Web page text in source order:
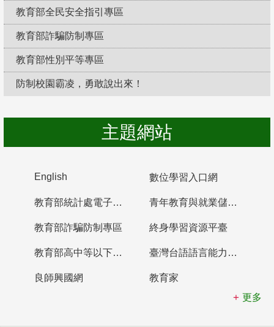
教育部全民安全指引專區
教育部詐騙防制專區
教育部性別平等專區
防制校園霸凌，勇敢說出來！
主題網站
English 數位學習入口網
教育部統計處電子書櫃 青年教育與就業儲蓄帳戶
教育部詐騙防制專區 終身學習資源平臺
教育部高中等以下學校及幼兒園教師資格檢定考試 臺灣台語語言能力認證網站
良師興國網
教育家
更多